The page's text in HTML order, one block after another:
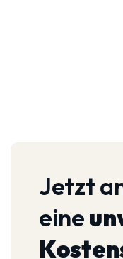
Jetzt
eine